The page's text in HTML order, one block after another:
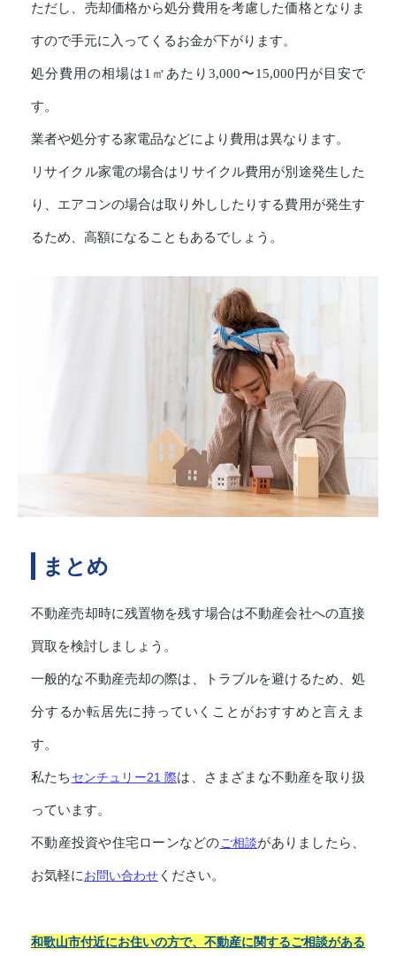
ただし、売却価格から処分費用を考慮した価格となりま
すので手元に入ってくるお金が下がります。
処分費用の相場は1㎡あたり3,000〜15,000円が目安で
す。
業者や処分する家電品などにより費用は異なります。
リサイクル家電の場合はリサイクル費用が別途発生した
り、エアコンの場合は取り外ししたりする費用が発生す
るため、高額になることもあるでしょう。
まとめ
不動産売却時に残置物を残す場合は不動産会社への直接
買取を検討しましょう。
一般的な不動産売却の際は、トラブルを避けるため、処
分するか転居先に持っていくことがおすすめと言えま
す。
私たち センチュリー21 際は、さまざまな不動産を取り扱
っています。
不動産投資や住宅ローンなどのご相談がありましたら、
お気軽にお問い合わせ ください。
和歌山市付近にお住いの方で、不動産に関するご相談がある